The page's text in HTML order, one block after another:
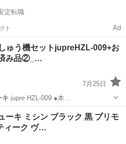
定転職
ト Ad
ゅう機セットjupreHZL-009+お
み品②_…
7月25日
キ jupre HZL-009 ●本…
生活家電
ーキ ミシン ブラック 黒 プリモ
ィーク ヴ…